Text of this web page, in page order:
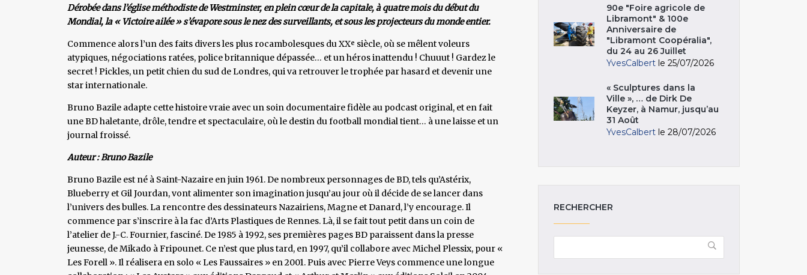
Dérobée dans l’église méthodiste de Westminster, en plein cœur de la capitale, à quatre mois du début du
Mondial, la « Victoire ailée » s’évapore sous le nez des surveillants, et sous les projecteurs du monde entier.
Commence alors l’un des faits divers les plus rocambolesques du XXᵉ siècle, où se mêlent voleurs
atypiques, négociations ratées, police britannique dépassée… et un héros inattendu ! Chuuut ! Gardez le
secret ! Pickles, un petit chien du sud de Londres, qui va retrouver le trophée par hasard et devenir une
star internationale.
Bruno Bazile adapte cette histoire vraie avec un soin documentaire fidèle au podcast original, et en fait
une BD haletante, drôle, tendre et spectaculaire, où le destin du football mondial tient… à une laisse et un
journal froissé.
Auteur : Bruno Bazile
Bruno Bazile est né à Saint-Nazaire en juin 1961. De nombreux personnages de BD, tels qu’Astérix,
Blueberry et Gil Jourdan, vont alimenter son imagination jusqu’au jour où il décide de se lancer dans
l’univers des bulles. La rencontre des dessinateurs Nazairiens, Magne et Danard, l’y encourage. Il
commence par s’inscrire à la fac d’Arts Plastiques de Rennes. Là, il se fait tout petit dans un coin de
l’atelier de J.-C. Fournier, fasciné. De 1985 à 1992, ses premières pages BD paraissent dans la presse
jeunesse, de Mikado à Fripounet. Ce n’est que plus tard, en 1997, qu’il collabore avec Michel Plessix, pour «
Les Forell ». Il réalisera en solo « Les Faussaires » en 2001. Puis avec Pierre Veys commence une longue
90e "Foire agricole de
Libramont" & 100e
Anniversaire de
"Libramont Coopéralia",
du 24 au 26 Juillet
YvesCalbert le 25/07/2026
« Sculptures dans la
Ville », … de Dirk De
Keyzer, à Namur, jusqu’au
31 Août
YvesCalbert le 28/07/2026
RECHERCHER